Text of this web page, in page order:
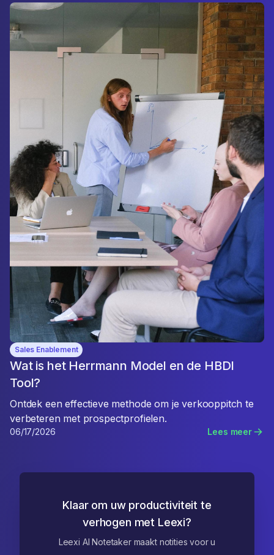
Sales Enablement
Wat is het Herrmann Model en de HBDI
Tool?
Ontdek een effectieve methode om je verkooppitch te
verbeteren met prospectprofielen.
06/17/2026 Lees meer
Klaar om uw productiviteit te
verhogen met Leexi?
Leexi AI Notetaker maakt notities voor u